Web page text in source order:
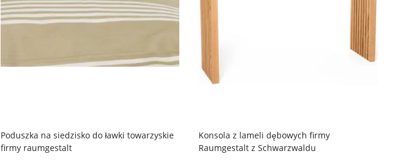
Poduszka na siedzisko do ławki towarzyskie
firmy raumgestalt
Konsola z lameli dębowych firmy
Raumgestalt z Schwarzwaldu